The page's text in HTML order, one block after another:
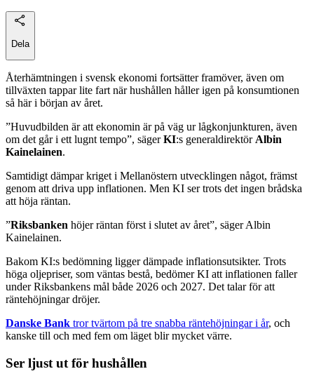
Dela
Återhämtningen i svensk ekonomi fortsätter framöver, även om
tillväxten tappar lite fart när hushållen håller igen på konsumtionen
så här i början av året.
”Huvudbilden är att ekonomin är på väg ur lågkonjunkturen, även
om det går i ett lugnt tempo”, sägerKI:s generaldirektörAlbin
Kainelainen.
Samtidigt dämpar kriget i Mellanöstern utvecklingen något, främst
genom att driva upp inflationen. Men KI ser trots det ingen brådska
att höja räntan.
”Riksbanken höjer räntan först i slutet av året”, säger Albin
Kainelainen.
Bakom KI:s bedömning ligger dämpade inflationsutsikter. Trots
höga oljepriser, som väntas bestå, bedömer KI att inflationen faller
under Riksbankens mål både 2026 och 2027. Det talar för att
räntehöjningar dröjer.
Danske Bank tror tvärtom på tre snabba räntehöjningar i år, och
kanske till och med fem om läget blir mycket värre.
Ser ljust ut för hushållen